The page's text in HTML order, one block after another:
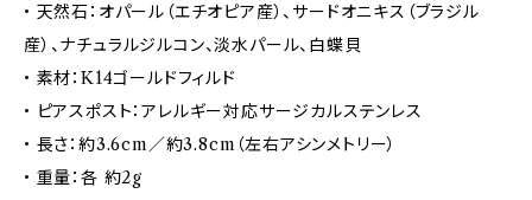
• 天然石：オパール（エチオピア産）、サードオニキス（ブラジル
産）、ナチュラルジルコン、淡水パール、白蝶貝
• 素材：K14ゴールドフィルド
• ピアスポスト：アレルギー対応サージカルステンレス
• 長さ：約3.6cm／約3.8cm（左右アシンメトリー）
• 重量：各 約2g